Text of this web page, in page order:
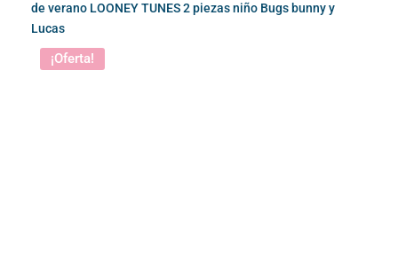
de verano LOONEY TUNES 2 piezas niño Bugs bunny y
Lucas
¡Oferta!